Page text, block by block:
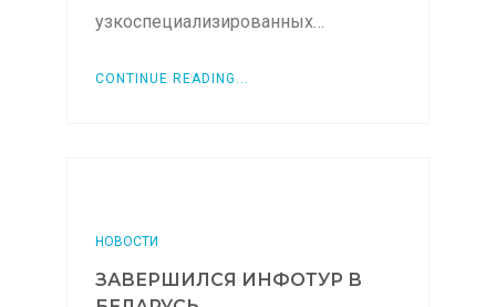
узкоспециализированных…
CONTINUE READING...
НОВОСТИ
ЗАВЕРШИЛСЯ ИНФОТУР В